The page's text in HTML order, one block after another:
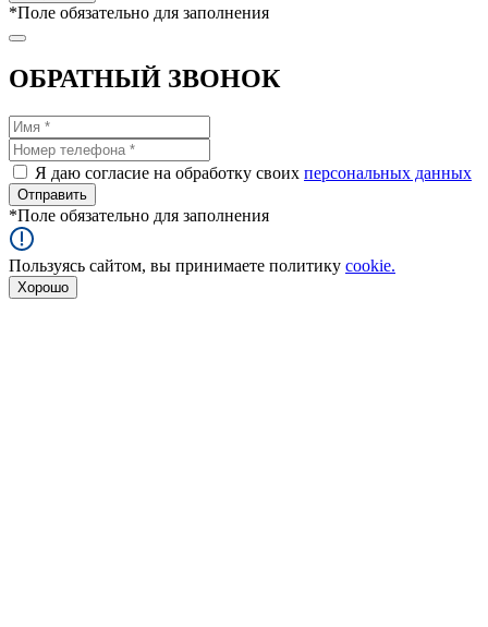
*Поле обязательно для заполнения
ОБРАТНЫЙ ЗВОНОК
Я даю согласие на обработку своих персональных данных
*Поле обязательно для заполнения
Пользуясь сайтом, вы принимаете политику cookie.
Хорошо